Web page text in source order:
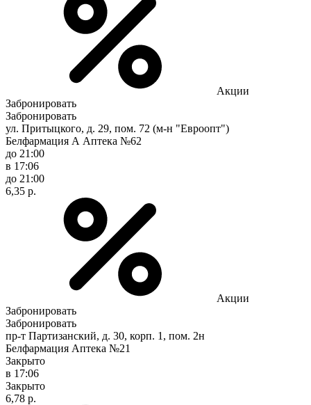
Акции
Забронировать
Забронировать
ул. Притыцкого, д. 29, пом. 72 (м-н "Евроопт")
Белфармация А Аптека №62
до 21:00
в 17:06
до 21:00
6,35 р.
Акции
Забронировать
Забронировать
пр-т Партизанский, д. 30, корп. 1, пом. 2н
Белфармация Аптека №21
Закрыто
в 17:06
Закрыто
6,78 р.